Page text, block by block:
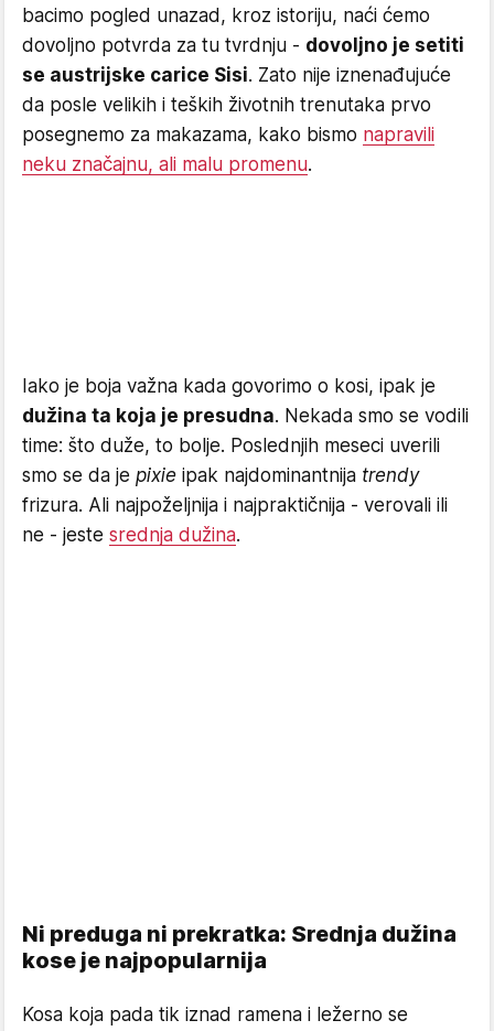
bacimo pogled unazad, kroz istoriju, naći ćemo
dovoljno potvrda za tu tvrdnju - dovoljno je setiti
se austrijske carice Sisi. Zato nije iznenađujuće
da posle velikih i teških životnih trenutaka prvo
posegnemo za makazama, kako bismo napravili
neku značajnu, ali malu promenu.
Iako je boja važna kada govorimo o kosi, ipak je
dužina ta koja je presudna. Nekada smo se vodili
time: što duže, to bolje. Poslednjih meseci uverili
smo se da je pixie ipak najdominantnija trendy
frizura. Ali najpoželjnija i najpraktičnija - verovali ili
ne - jeste srednja dužina.
Ni preduga ni prekratka: Srednja dužina
kose je najpopularnija
Kosa koja pada tik iznad ramena i ležerno se